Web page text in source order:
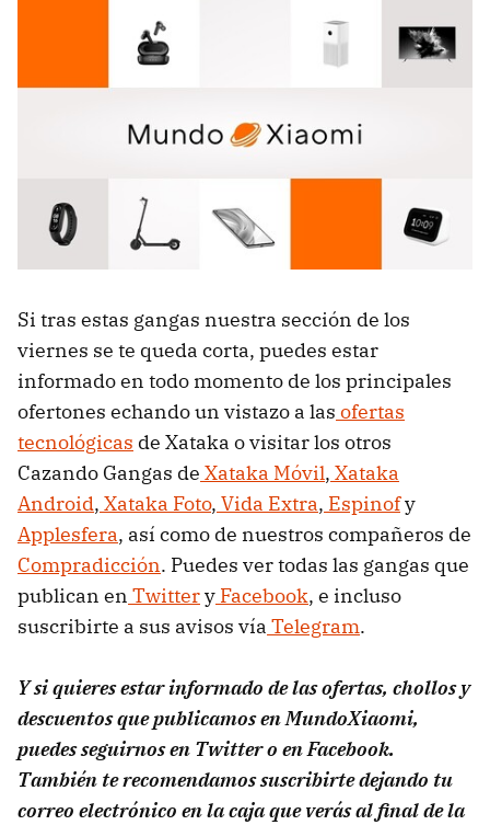
Si tras estas gangas nuestra sección de los
viernes se te queda corta, puedes estar
informado en todo momento de los principales
ofertones echando un vistazo a las ofertas
tecnológicas de Xataka o visitar los otros
Cazando Gangas de Xataka Móvil, Xataka
Android, Xataka Foto, Vida Extra, Espinofy
Applesfera, así como de nuestros compañeros de
Compradicción. Puedes ver todas las gangas que
publican en Twittery Facebook, e incluso
suscribirte a sus avisos vía Telegram.
Y si quieres estar informado de las ofertas, chollos y
descuentos que publicamos en MundoXiaomi,
puedes seguirnos en Twitter o en Facebook.
También te recomendamos suscribirte dejando tu
correo electrónico en la caja que verás al final de la